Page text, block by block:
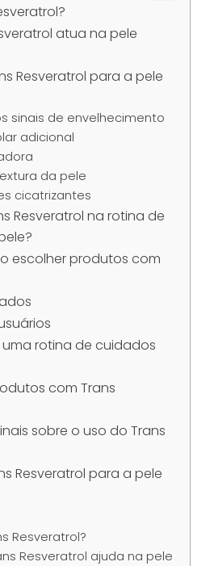
atua na pele
Resveratrol para a pele
sinais de envelhecimento
adicional
da pele
cicatrizantes
Resveratrol na rotina de
escolher produtos com
rotina de cuidados
com Trans
sobre o uso do Trans
Resveratrol para a pele
Resveratrol?
Resveratrol ajuda na pele